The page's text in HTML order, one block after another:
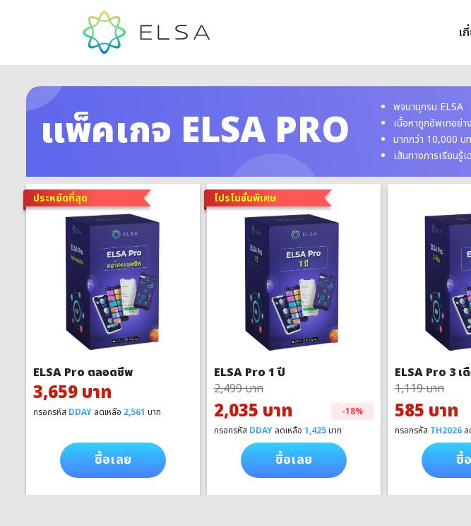
เ
แพ็คเกจ ELSA PRO
พจนานุกรม ELSA
เนื้อหาถูกอัพเทอย่า
มากกว่า 10,000 บ
เส้นทางการเรียนรู้
ประหยัดที่สุด
ELSA Pro ตลอดชีพ
3,659 บาท
กรอกรหัส DDAY ลดเหลือ 2,561 บาท
ซื้อเลย
โปรโมชั่นพิเศษ
ELSA Pro 1 ปี
2,499 บาท
2,035 บาท
-18%
กรอกรหัส DDAY ลดเหลือ 1,425บาท
ซื้อเลย
ELSA Pro 3 เ
1,119 บาท
585 บาท
กรอกรหัส TH2026 ล
ซื้